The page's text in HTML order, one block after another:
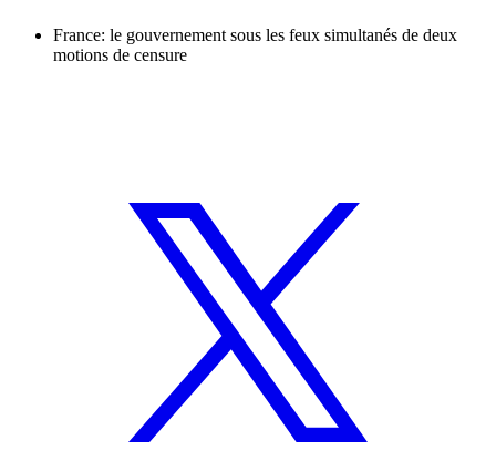
France: le gouvernement sous les feux simultanés de deux
motions de censure